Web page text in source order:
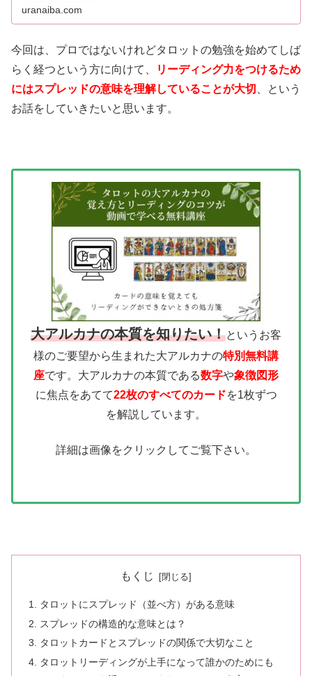
uranaiba.com
今回は、プロではないけれどタロットの勉強を始めてしば
らく経つという方に向けて、
リーディング力をつけるため
にはスプレッドの意味を理解していることが大切
、という
お話をしていきたいと思います。
大アルカナの本質を知りたい！というお客
様のご要望から生まれた大アルカナの特別無料講
座です。大アルカナの本質である数字や象徴図形
に焦点をあてて22枚のすべてのカードを1枚ずつ
を解説しています。
詳細は画像をクリックしてご覧下さい。
もくじ
タロットにスプレッド（並べ方）がある意味
スプレッドの構造的な意味とは？
タロットカードとスプレッドの関係で大切なこと
タロットリーディングが上手になって誰かのためにも